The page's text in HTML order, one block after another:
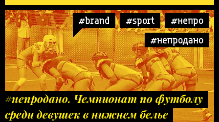
#brand #sport
#непро
#непродано
#непродано. Чемпионат по футболу
среди девушек в нижнем белье